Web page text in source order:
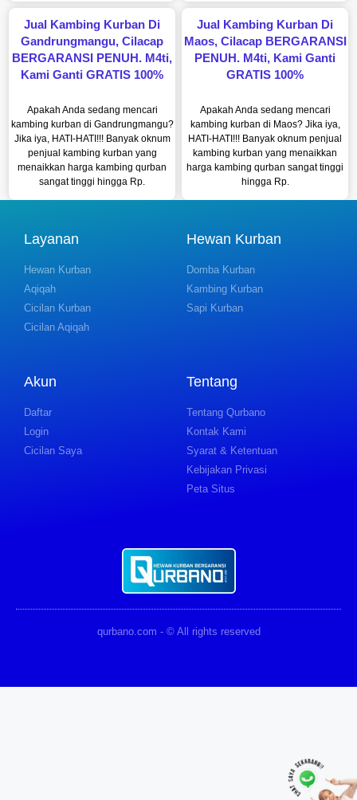
Jual Kambing Kurban Di
Gandrungmangu, Cilacap
BERGARANSI PENUH. M4ti,
Kami Ganti GRATIS 100%
Apakah Anda sedang mencari
kambing kurban di Gandrungmangu?
Jika iya, HATI-HATI!!! Banyak oknum
penjual kambing kurban yang
menaikkan harga kambing qurban
sangat tinggi hingga Rp.
Jual Kambing Kurban Di
Maos, Cilacap BERGARANSI
PENUH. M4ti, Kami Ganti
GRATIS 100%
Apakah Anda sedang mencari
kambing kurban di Maos? Jika iya,
HATI-HATI!!! Banyak oknum penjual
kambing kurban yang menaikkan
harga kambing qurban sangat tinggi
hingga Rp.
Layanan
Hewan Kurban
Aqiqah
Cicilan Kurban
Cicilan Aqiqah
Hewan Kurban
Domba Kurban
Kambing Kurban
Sapi Kurban
Akun
Daftar
Login
Cicilan Saya
Tentang
Tentang Qurbano
Kontak Kami
Syarat & Ketentuan
Kebijakan Privasi
Peta Situs
qurbano.com - © All rights reserved